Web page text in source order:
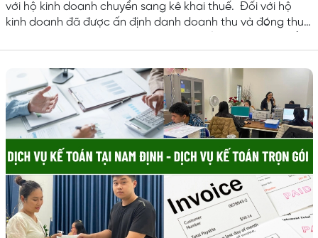
với hộ kinh doanh chuyển sang kê khai thuế. Đối với hộ
kinh doanh đã được ấn định danh doanh thu và đóng thuế
sang kê khai dù doanh thu mới cao hơn doanh thu cũ (kể
cả thay đổi quy mô >50%). Cơ quan Thuế sẽ không sử dụng
doanh thu năm 2026 để xử...